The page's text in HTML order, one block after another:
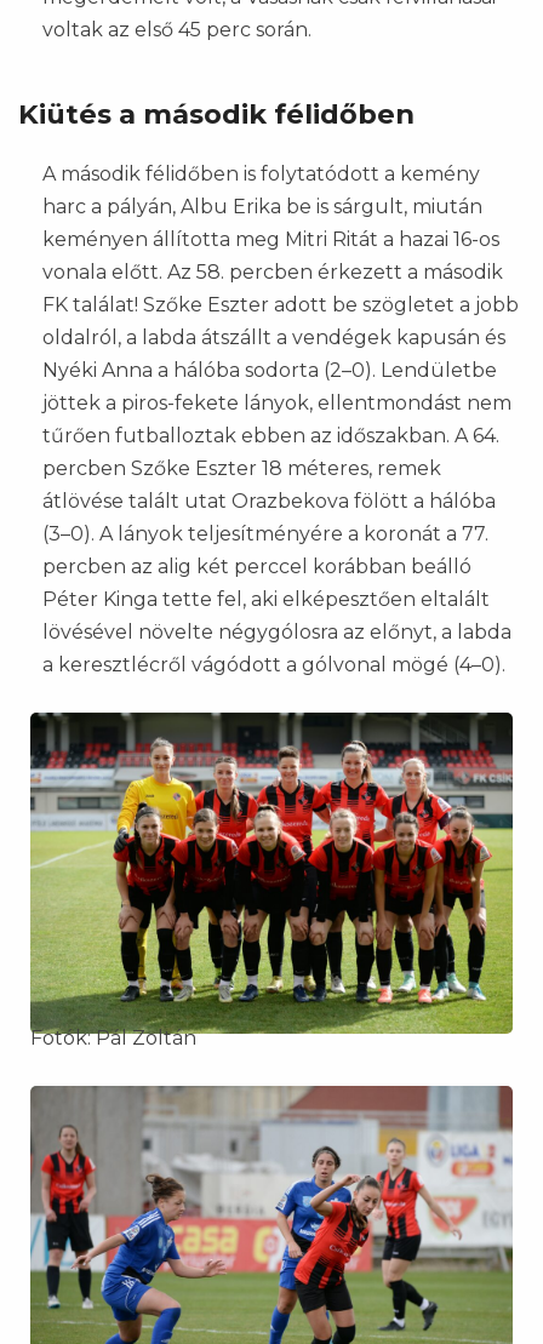
voltak az első 45 perc során.
Kiütés a második félidőben
A második félidőben is folytatódott a kemény
harc a pályán, Albu Erika be is sárgult, miután
keményen állította meg Mitri Ritát a hazai 16-os
vonala előtt. Az 58. percben érkezett a második
FK találat! Szőke Eszter adott be szögletet a jobb
oldalról, a labda átszállt a vendégek kapusán és
Nyéki Anna a hálóba sodorta (2–0). Lendületbe
jöttek a piros-fekete lányok, ellentmondást nem
tűrően futballoztak ebben az időszakban. A 64.
percben Szőke Eszter 18 méteres, remek
átlövése talált utat Orazbekova fölött a hálóba
(3–0). A lányok teljesítményére a koronát a 77.
percben az alig két perccel korábban beálló
Péter Kinga tette fel, aki elképesztően eltalált
lövésével növelte négygólosra az előnyt, a labda
a keresztlécről vágódott a gólvonal mögé (4–0).
Fotók: Pál Zoltán